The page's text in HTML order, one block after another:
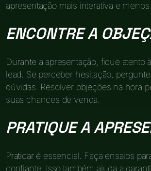
apresentação mais interativa e menos
ENCONTRE A
Durante a apresentação, fique atento
lead. Se perceber hesitação,
dúvidas. Resolver objeções na hora
suas chances de venda.
PRATIQUE A
Praticar é essencial. Faça ensaios
confiante. Isso também ajuda a